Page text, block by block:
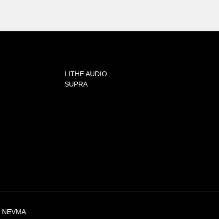
LITHE AUDIO
SUPRA
NEVMA